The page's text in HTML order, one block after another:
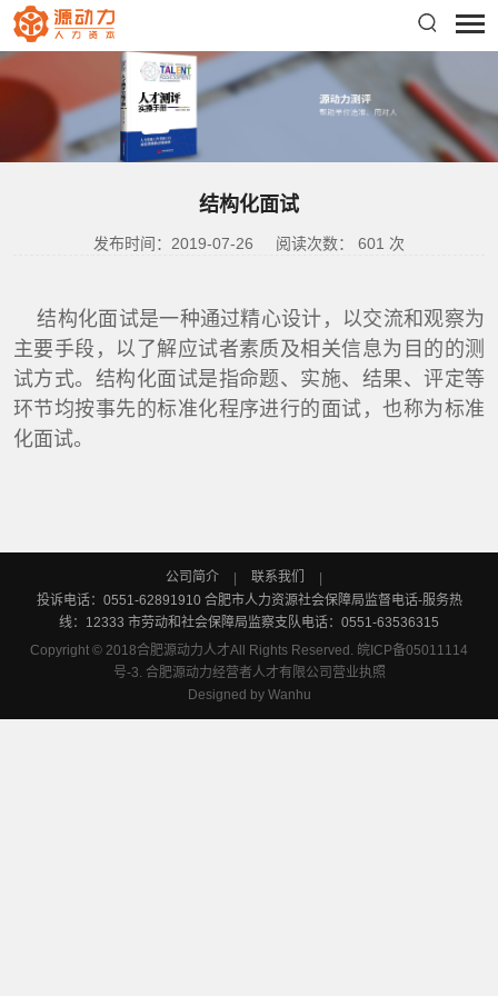
结构化面试
发布时间：2019-07-26 阅读次数： 601 次
结构化面试是一种通过精心设计，以交流和观察为
主要手段，以了解应试者素质及相关信息为目的的测
试方式。结构化面试是指命题、实施、结果、评定等
环节均按事先的标准化程序进行的面试，也称为标准
化面试。
公司简介 | 联系我们
|
投诉电话：0551-62891910 合肥市人力资源社会保障局监督电话-服务热
线：12333 市劳动和社会保障局监察支队电话：0551-63536315
Copyright © 2018合肥源动力人才All Rights Reserved. 皖ICP备05011114
号-3. 合肥源动力经营者人才有限公司营业执照
Designed by Wanhu